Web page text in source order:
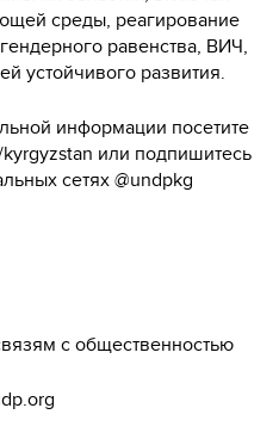
среды, реагирование
равенства, ВИЧ,
устойчивого развития.
информации посетите
или подпишитесь
сетях @undpkg
с общественностью